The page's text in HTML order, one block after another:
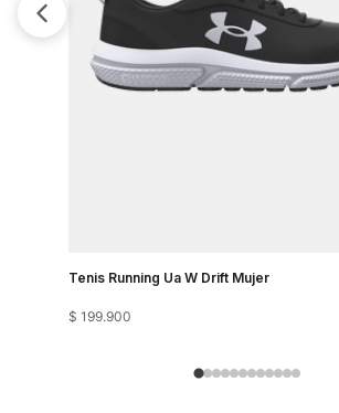
Tenis Running Ua W Drift Mujer
$ 199.900